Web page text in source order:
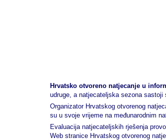
Hrvatsko otvoreno natjecanje u
udruge, a natjecateljska sezona sastoji
Organizator Hrvatskog otvorenog
su u svoje vrijeme na međunarodnim
Evaluacija natjecateljskih rješenja
Web stranice Hrvatskog otvorenog